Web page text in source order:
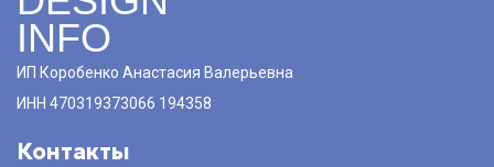
INFO
ИП Коробенко Анастасия Валерьевна
ИНН 470319373066 194358
Контакты